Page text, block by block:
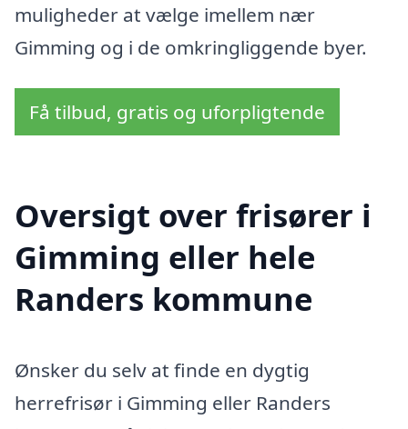
muligheder at vælge imellem nær
Gimming og i de omkringliggende byer.
Få tilbud, gratis og uforpligtende
Oversigt over frisører i
Gimming eller hele
Randers kommune
Ønsker du selv at finde en dygtig
herrefrisør i Gimming eller Randers